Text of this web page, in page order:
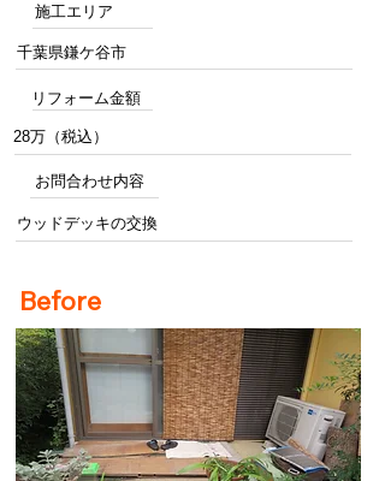
施工エリア
千葉県鎌ケ谷市
リフォーム金額
28万（税込）
お問合わせ内容
ウッドデッキの交換
Before